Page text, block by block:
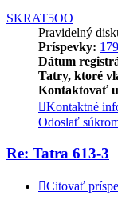
SKRAT5OO
Pravidelný
Príspevky: 179
Dátum
Tatry, ktoré
Kontaktovať
Kontaktné
Odoslať
Re: Tatra 613-3
Citovať